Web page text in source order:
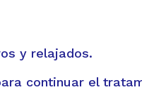
y relajados.
continuar el